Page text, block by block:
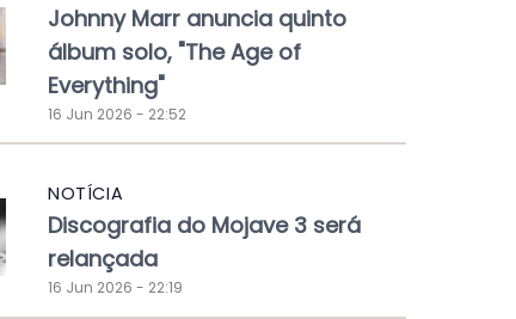
Johnny Marr anuncia quinto
álbum solo, "The Age of
Everything"
16 Jun 2026 - 22:52
NOTÍCIA
Discografia do Mojave 3 será
relançada
16 Jun 2026 - 22:19